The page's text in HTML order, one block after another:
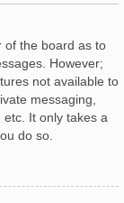
of the board as to
However;
not available to
messaging,
It only takes a
do so.